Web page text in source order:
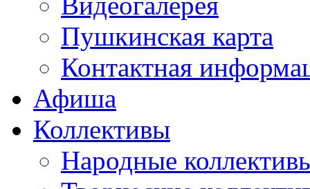
Пушкинская карта
Контактная
Афиша
Коллективы
Народные